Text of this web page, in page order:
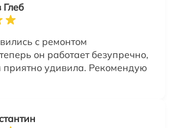
Глеб
с ремонтом
он работает безупречно,
приятно удивила. Рекомендую